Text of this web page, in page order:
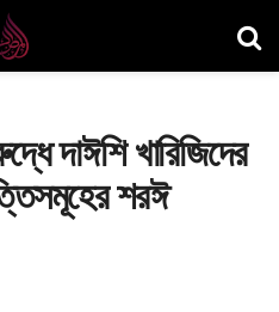
দাঈশি খারিজিদের
শরঈ